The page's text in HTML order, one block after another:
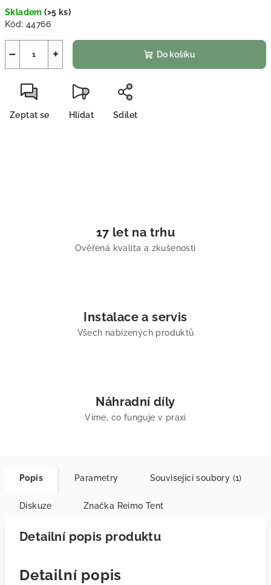
Skladem(>5 ks)
Kód: 44766
+
− Do košíku
Zeptat se Hlídat Sdílet
17 let na trhu
Ověřená kvalita a zkušenosti
Instalace a servis
Všech nabízených produktů
Náhradní díly
Víme, co funguje v praxi
Popis Parametry Související soubory (1)
Diskuze Značka Reimo Tent
Detailní popis produktu
Detailní popis